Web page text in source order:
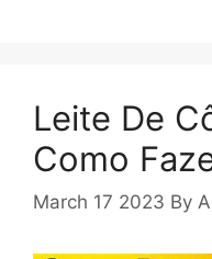
Leite De
Como
March 17 2023 By